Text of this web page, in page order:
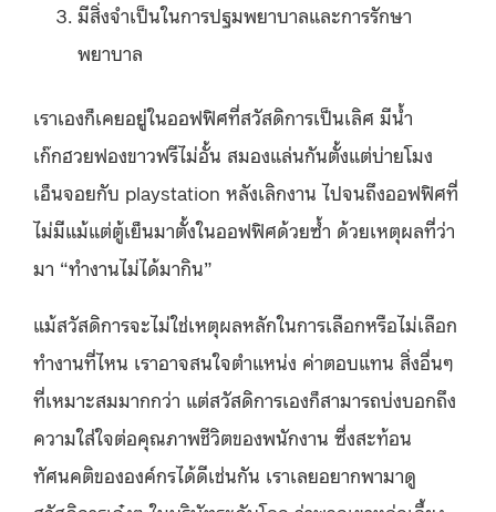
มีสิ่งจำเป็นในการปฐมพยาบาลและการรักษา
พยาบาล
เราเองก็เคยอยู่ในออฟฟิศที่สวัสดิการเป็นเลิศ มีน้ำ
เก๊กฮวยฟองขาวฟรีไม่อั้น สมองแล่นกันตั้งแต่บ่ายโมง
เอ็นจอยกับ playstation หลังเลิกงาน ไปจนถึงออฟฟิศที่
ไม่มีแม้แต่ตู้เย็นมาตั้งในออฟฟิศด้วยซ้ำ ด้วยเหตุผลที่ว่า
มา “ทำงานไม่ได้มากิน”
แม้สวัสดิการจะไม่ใช่เหตุผลหลักในการเลือกหรือไม่เลือก
ทำงานที่ไหน เราอาจสนใจตำแหน่ง ค่าตอบแทน สิ่งอื่นๆ
ที่เหมาะสมมากกว่า แต่สวัสดิการเองก็สามารถบ่งบอกถึง
ความใส่ใจต่อคุณภาพชีวิตของพนักงาน ซึ่งสะท้อน
ทัศนคติขององค์กรได้ดีเช่นกัน เราเลยอยากพามาดู